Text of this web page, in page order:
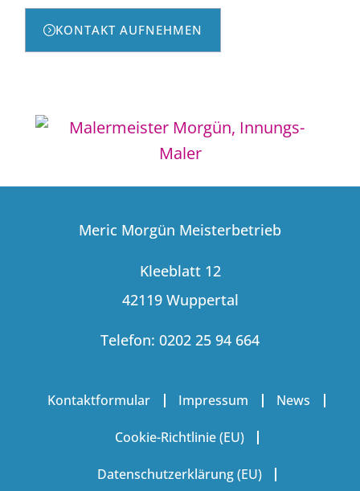
KONTAKT AUFNEHMEN
Meric Morgün Meisterbetrieb
Kleeblatt 12
42119 Wuppertal
Telefon: 0202 25 94 664
Kontaktformular Impressum News
Cookie-Richtlinie (EU)
Datenschutzerklärung (EU)